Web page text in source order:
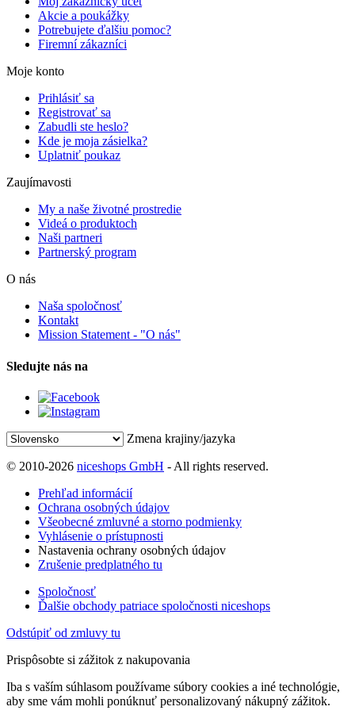
Akcie a poukážky
Potrebujete ďalšiu pomoc?
Firemní zákazníci
Moje konto
Prihlásiť sa
Registrovať sa
Zabudli ste heslo?
Kde je moja zásielka?
Uplatniť poukaz
Zaujímavosti
My a naše životné prostredie
Videá o produktoch
Naši partneri
Partnerský program
O nás
Naša spoločnosť
Kontakt
Mission Statement - "O nás"
Sledujte nás na
Zmena krajiny/jazyka
© 2010-2026 niceshops GmbH - All rights reserved.
Prehľad informácií
Ochrana osobných údajov
Všeobecné zmluvné a storno podmienky
Vyhlásenie o prístupnosti
Nastavenia ochrany osobných údajov
Zrušenie predplatného tu
Spoločnosť
Ďalšie obchody patriace spoločnosti niceshops
Odstúpiť od zmluvy tu
Prispôsobte si zážitok z nakupovania
Iba s vaším súhlasom používame súbory cookies a iné technológie,
aby sme vám mohli ponúknuť personalizovaný nákupný zážitok.